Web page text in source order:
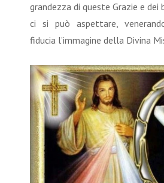
grandezza di queste Grazie e dei
ci si può aspettare,
fiducia l’immagine della Divina